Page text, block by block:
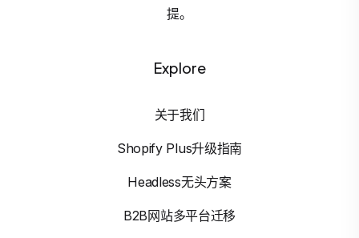
提。
Explore
关于我们
Shopify Plus升级指南
Headless无头方案
B2B网站多平台迁移